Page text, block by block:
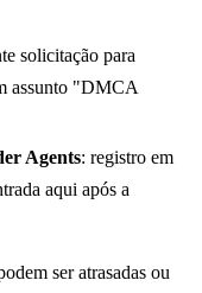
solicitação para
assunto "DMCA
Agents: registro em
aqui após a
ser atrasadas ou